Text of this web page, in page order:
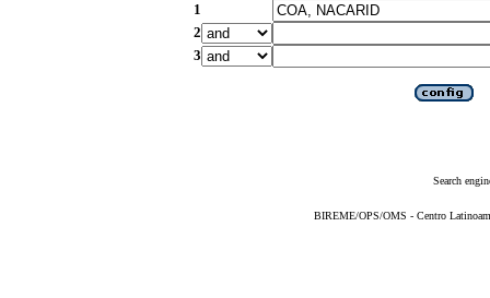
1
2
3
Search
BIREME/OPS/OMS - Centro